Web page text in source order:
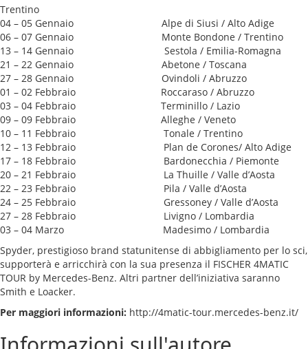
Trentino
04 – 05 Gennaio Alpe di Siusi / Alto Adige
06 – 07 Gennaio Monte Bondone / Trentino
13 – 14 Gennaio Sestola / Emilia-Romagna
21 – 22 Gennaio Abetone / Toscana
27 – 28 Gennaio Ovindoli / Abruzzo
01 – 02 Febbraio Roccaraso / Abruzzo
03 – 04 Febbraio Terminillo / Lazio
09 – 09 Febbraio Alleghe / Veneto
10 – 11 Febbraio Tonale / Trentino
12 – 13 Febbraio Plan de Corones/ Alto Adige
17 – 18 Febbraio Bardonecchia / Piemonte
20 – 21 Febbraio La Thuille / Valle d’Aosta
22 – 23 Febbraio Pila / Valle d’Aosta
24 – 25 Febbraio Gressoney / Valle d’Aosta
27 – 28 Febbraio Livigno / Lombardia
03 – 04 Marzo Madesimo / Lombardia
Spyder, prestigioso brand statunitense di abbigliamento per lo sci,
supporterà e arricchirà con la sua presenza il FISCHER 4MATIC
TOUR by Mercedes-Benz. Altri partner dell’iniziativa saranno
Smith e Loacker.
Per maggiori informazioni: http://4matic-tour.mercedes-benz.it/